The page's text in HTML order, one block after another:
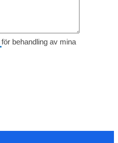
för behandling av mina